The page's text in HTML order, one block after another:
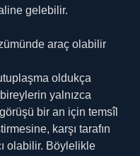
gelebilir.
araç olabilir
oldukça
yalnızca
bir an için temsîl
karşı tarafın
olabilir. Böylelikle